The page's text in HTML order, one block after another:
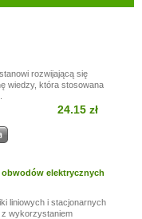
rozwijającą się
wiedzy, która stosowana
24.15 zł
elektrycznych
liniowych i stacjonarnych
z wykorzystaniem